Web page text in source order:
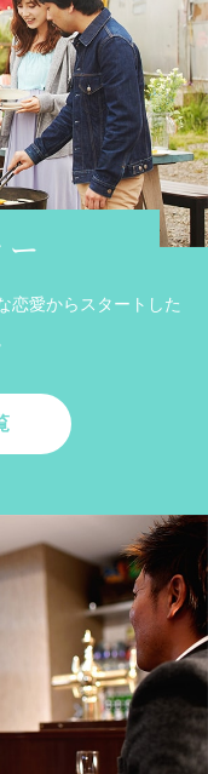
恋愛からスタートした